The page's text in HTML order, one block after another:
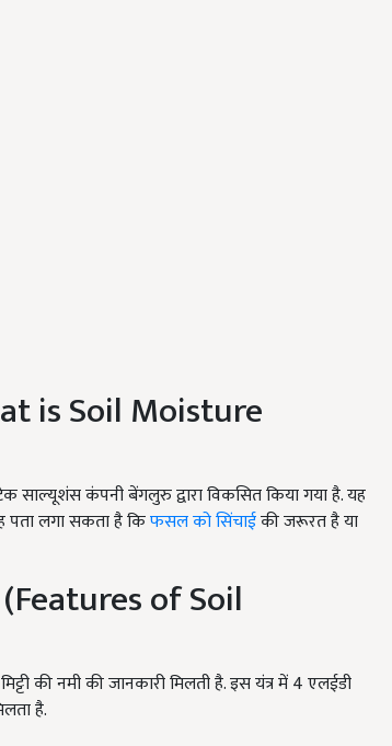
is Soil Moisture
साल्यूशंस कंपनी बेंगलुरु द्वारा विकसित किया गया है. यह
लगा सकता है किफसल को सिंचाईकी जरूरत है या
of Soil
की नमी की जानकारी मिलती है. इस यंत्र में 4 एलईडी
है.